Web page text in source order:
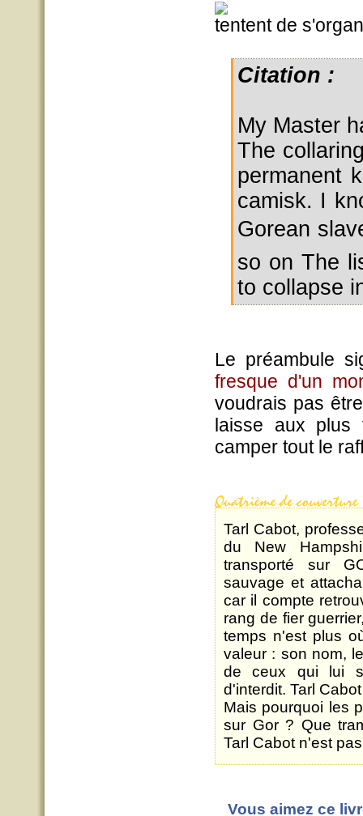
tentent de
Citation :
My Master
The
permanent
camisk. I
Gorean
so on The
to collapse
Le préambule
fresque d'un
voudrais pas
laisse aux plus
camper tout le
Tarl Cabot,
du New
transporté sur
sauvage et
car il compte
rang de fier
temps n'est plus
valeur : son nom,
de ceux qui lui
d'interdit. Tarl
Mais pourquoi les
sur Gor ? Que
Tarl Cabot n'est
Vous aimez ce